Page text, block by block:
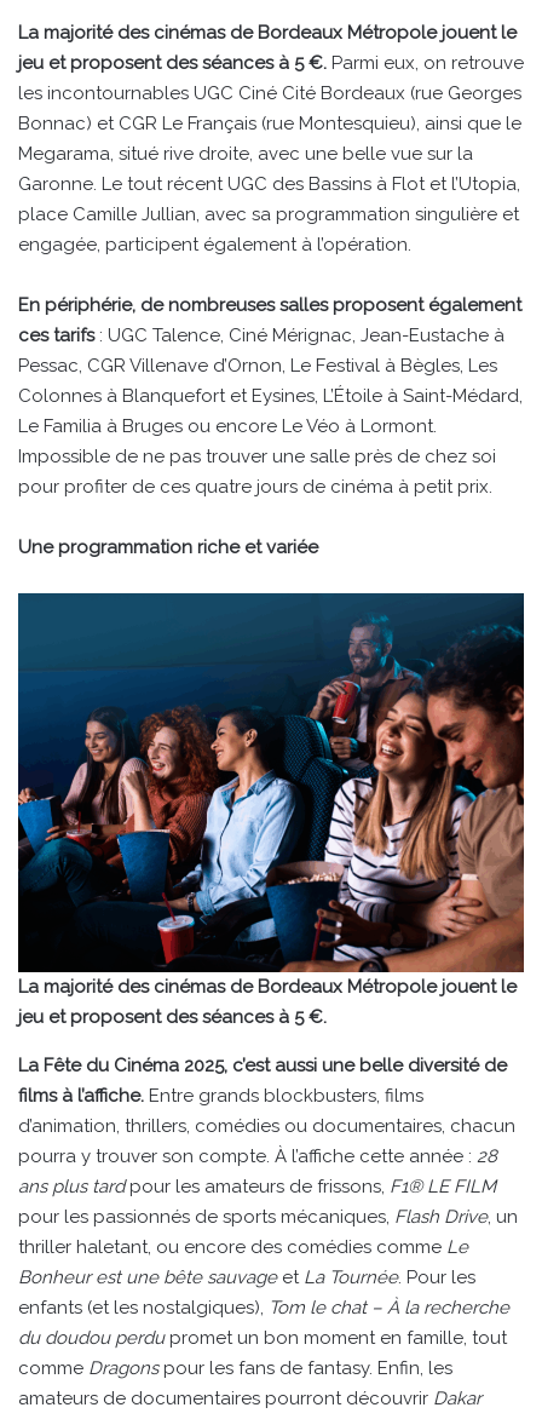
La majorité des cinémas de Bordeaux Métropole jouent le
jeu et proposent des séances à 5 €. Parmi eux, on retrouve
les incontournables UGC Ciné Cité Bordeaux (rue Georges
Bonnac) et CGR Le Français (rue Montesquieu), ainsi que le
Megarama, situé rive droite, avec une belle vue sur la
Garonne. Le tout récent UGC des Bassins à Flot et l’Utopia,
place Camille Jullian, avec sa programmation singulière et
engagée, participent également à l’opération.
En périphérie, de nombreuses salles proposent également
ces tarifs: UGC Talence, Ciné Mérignac, Jean-Eustache à
Pessac, CGR Villenave d’Ornon, Le Festival à Bègles, Les
Colonnes à Blanquefort et Eysines, L’Étoile à Saint-Médard,
Le Familia à Bruges ou encore Le Véo à Lormont.
Impossible de ne pas trouver une salle près de chez soi
pour profiter de ces quatre jours de cinéma à petit prix.
Une programmation riche et variée
La majorité des cinémas de Bordeaux Métropole jouent le
jeu et proposent des séances à 5 €.
La Fête du Cinéma 2025, c’est aussi une belle diversité de
films à l’affiche. Entre grands blockbusters, films
d’animation, thrillers, comédies ou documentaires, chacun
pourra y trouver son compte. À l’affiche cette année : 28
ans plus tardpour les amateurs de frissons, F1® LE FILM
pour les passionnés de sports mécaniques, Flash Drive, un
thriller haletant, ou encore des comédies comme Le
Bonheur est une bête sauvageet La Tournée. Pour les
enfants (et les nostalgiques), Tom le chat – À la recherche
du doudou perdupromet un bon moment en famille, tout
comme Dragonspour les fans de fantasy. Enfin, les
amateurs de documentaires pourront découvrir Dakar